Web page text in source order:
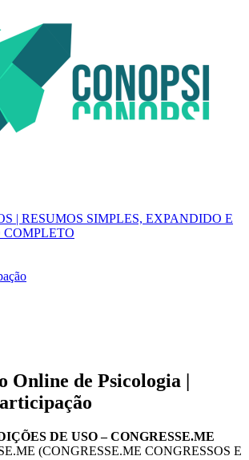
| RESUMOS SIMPLES, EXPANDIDO E
Online de Psicologia |
DE USO – CONGRESSE.ME
(CONGRESSE.ME CONGRESSOS E